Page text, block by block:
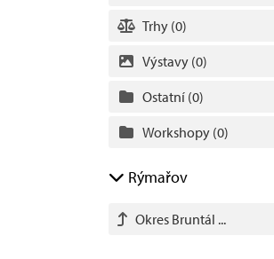
Trhy (0)
Výstavy (0)
Ostatní (0)
Workshopy (0)
Rýmařov
Okres Bruntál ...